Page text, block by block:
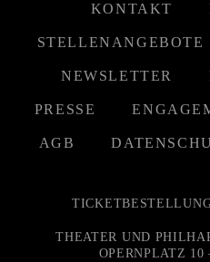
KONTAKT
STELLENANGEBOTE
NEWSLETTER
PRESSE
AGB
THEATER UND
OPERNPLATZ